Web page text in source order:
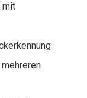
mit